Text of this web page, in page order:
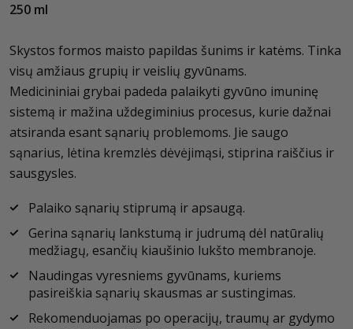
250 ml
Skystos formos maisto papildas šunims ir katėms. Tinka
visų amžiaus grupių ir veislių gyvūnams.
Medicininiai grybai padeda palaikyti gyvūno imuninę
sistemą ir mažina uždegiminius procesus, kurie dažnai
atsiranda esant sąnarių problemoms. Jie saugo
sąnarius, lėtina kremzlės dėvėjimąsi, stiprina raiščius ir
sausgysles.
Palaiko sąnarių stiprumą ir apsaugą.
Gerina sąnarių lankstumą ir judrumą dėl natūralių
medžiagų, esančių kiaušinio lukšto membranoje.
Naudingas vyresniems gyvūnams, kuriems
pasireiškia sąnarių skausmas ar sustingimas.
Rekomenduojamas po operacijų, traumų ar gydymo